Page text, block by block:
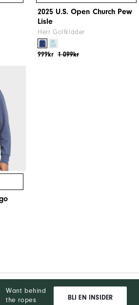
2025 U.S. Open Church Pew
Lisle
Herr Golfkläder
1 099kr
999kr
Want behind
the ropes
BLI EN INSIDER